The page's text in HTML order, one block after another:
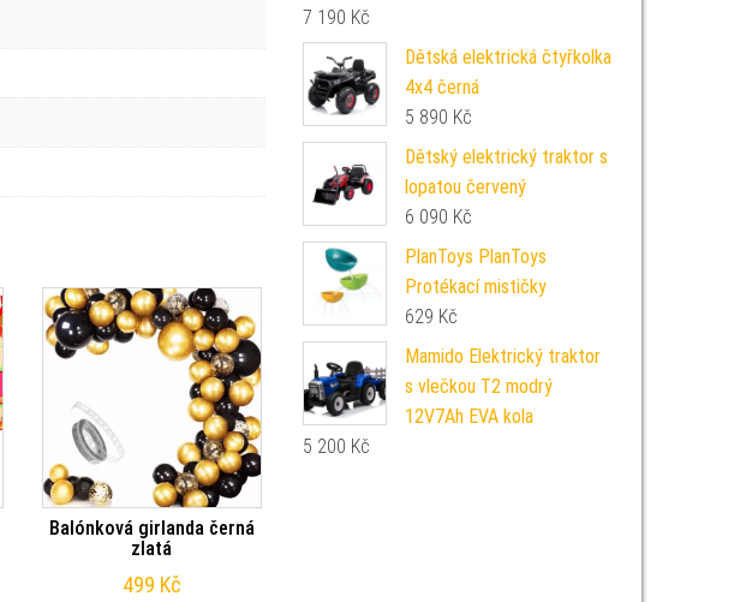
Balónková girlanda černá
zlatá
499 Kč
7 190 Kč
Dětská elektrická čtyřkolka
4x4 černá
5 890 Kč
Dětský elektrický traktor s
lopatou červený
6 090 Kč
PlanToys PlanToys
Protékací mističky
629 Kč
Mamido Elektrický traktor
s vlečkou T2 modrý
12V7Ah EVA kola
5 200 Kč